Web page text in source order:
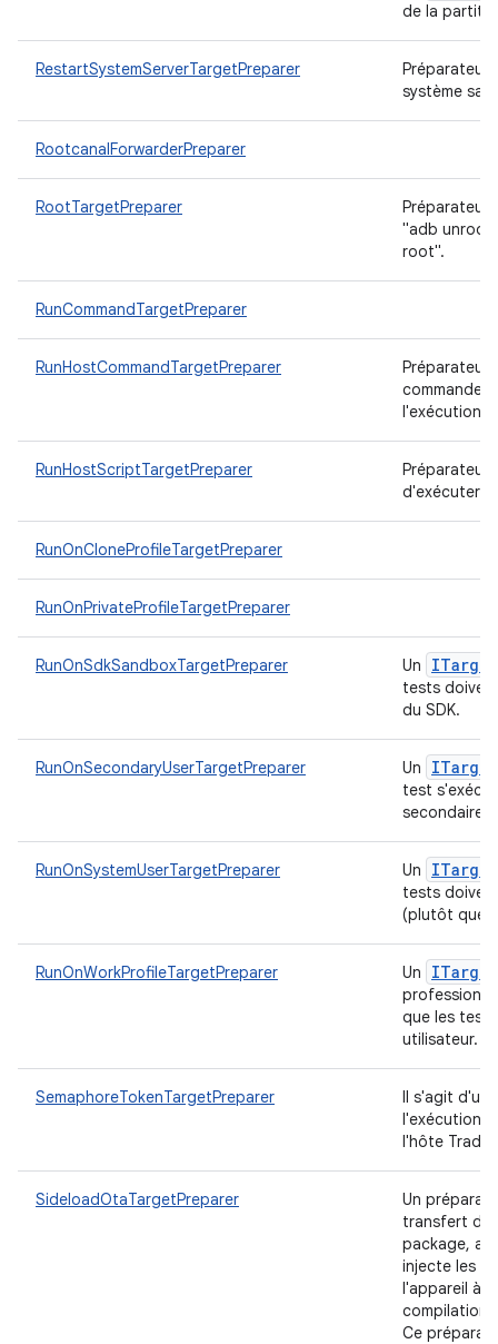
de la
RestartSystemServerTargetPreparer
Préparateur
système
RootcanalForwarderPreparer
RootTargetPreparer
Préparateur
"adb
root".
RunCommandTargetPreparer
RunHostCommandTargetPreparer
Préparateur
l'exécution
RunHostScriptTargetPreparer
Préparateur
d'exécuter
RunOnCloneProfileTargetPreparer
RunOnPrivateProfileTargetPreparer
RunOnSdkSandboxTargetPreparer Un ITarget
tests
du SDK.
RunOnSecondaryUserTargetPreparer Un ITarget
test
secondaire.
RunOnSystemUserTargetPreparer Un ITarget
tests
(plutôt que
RunOnWorkProfileTargetPreparer Un ITarget
que les
utilisateur.
SemaphoreTokenTargetPreparer
Il s'agit d'un
l'exécution
l'hôte
SideloadOtaTargetPreparer
Un
transfert
package,
injecte les
l'appareil à
compilation
Ce